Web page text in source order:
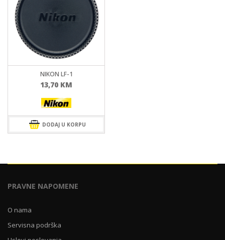
NIKON LF-1
13,70 KM
DODAJ U KORPU
PRAVNE NAPOMENE
O nama
Servisna podrška